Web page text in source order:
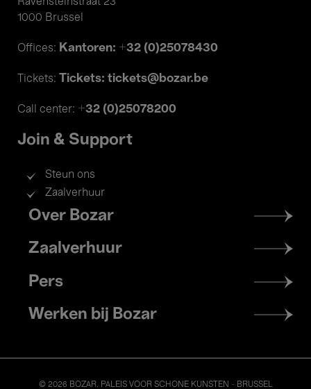
Ravensteinstraat 23
1000 Brussel
Offices: Kantoren: +32 (0)25078430
Tickets: Tickets: tickets@bozar.be
Call center: +32 (0)25078200
Join & Support
Steun ons
Zaalverhuur
Footer
menu
Over Bozar
Zaalverhuur
Pers
Werken bij Bozar
© 2026 BOZAR. PALEIS VOOR SCHONE KUNSTEN - BRUSSEL